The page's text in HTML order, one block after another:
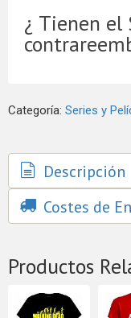
¿ Tienen el
Categoría: Series y
Descripción
Costes de
Productos